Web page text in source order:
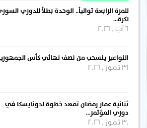
للمرة الرابعة توالياً.. الوحدة بطلاً للدوري السوري
لكرة…
النواعير ينسحب من نصف نهائي كأس الجمهورية
31 تموز , 2026
ثنائية عمار رمضان تمهد خطوة لدونايسكا في
دوري المؤتمر…
30 تموز , 2026